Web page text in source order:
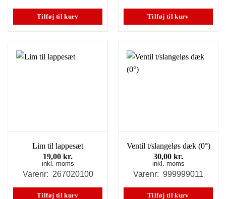
345,00 kr..198,00 kr..
Tilføj til kurv
79,00 kr..69,00
Tilføj til kurv
Lim til lappesæt
19,00 kr.
inkl. moms
Varenr: 267020100
Tilføj til kurv
Ventil t/slangeløs dæk (0°)
30,00 kr.
inkl. moms
Varenr: 999999011
Tilføj til kurv